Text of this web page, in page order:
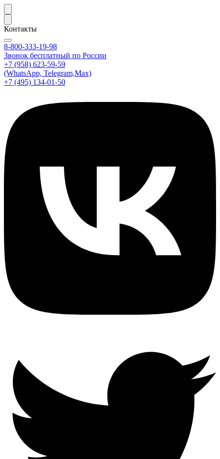
Контакты
8-800-333-19-98
Звонок бесплатный по России
+7 (958) 623-59-59
(WhatsApp, Telegram,Max)
+7 (495) 134-01-50